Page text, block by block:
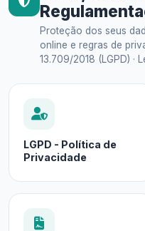
Proteção dos seus
online e regras de
13.709/2018 (LGPD) ·
LGPD - Política de
Privacidade